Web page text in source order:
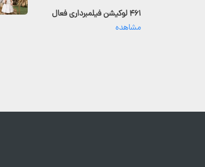
۴۶۱ لوکیشن فیلمبرداری فعال
مشاهده